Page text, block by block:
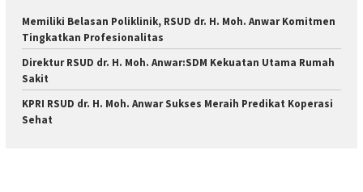
Memiliki Belasan Poliklinik, RSUD dr. H. Moh. Anwar Komitmen
Tingkatkan Profesionalitas
Direktur RSUD dr. H. Moh. Anwar:SDM Kekuatan Utama Rumah
Sakit
KPRI RSUD dr. H. Moh. Anwar Sukses Meraih Predikat Koperasi
Sehat